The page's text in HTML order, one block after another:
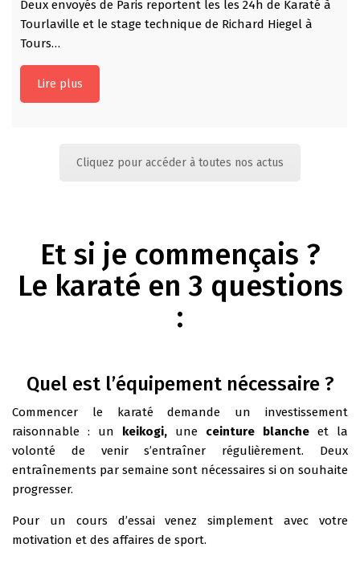
Deux envoyés de Paris reportent les les 24h de Karaté à
Tourlaville et le stage technique de Richard Hiegel à
Tours…
Lire plus
Cliquez pour accéder à toutes nos actus
Et si je commençais ?
Le karaté en 3 questions
:
Quel est l’équipement nécessaire ?
Commencer le karaté demande un investissement
raisonnable : un keikogi, une ceinture blanche et la
volonté de venir s’entraîner régulièrement. Deux
entraînements par semaine sont nécessaires si on souhaite
progresser.
Pour un cours d’essai venez simplement avec votre
motivation et des affaires de sport.